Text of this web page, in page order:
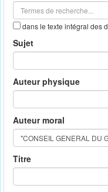
dans le texte intégral des
Sujet
Auteur physique
Auteur moral
Titre